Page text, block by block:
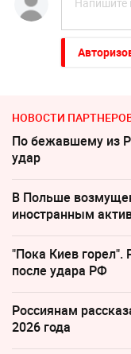
НОВОСТИ
По бежавшему из
удар
В Польше
иностранным
"Пока Киев горел".
после удара РФ
Россиянам
2026 года